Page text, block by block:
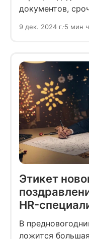
документов,
а не думать о
мотивацию
разнообразные
9 дек. 2024 г. 5 мин
Этикет
HR-
В
ложится